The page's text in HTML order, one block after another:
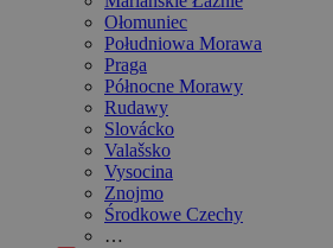
Ołomuniec
Południowa Morawa
Praga
Północne Morawy
Rudawy
Slovácko
Valašsko
Vysocina
Znojmo
Środkowe Czechy
…